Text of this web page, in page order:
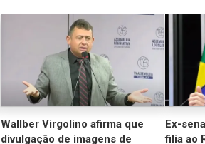
Wallber Virgolino afirma que
divulgação de imagens de
Ex-
filia ao